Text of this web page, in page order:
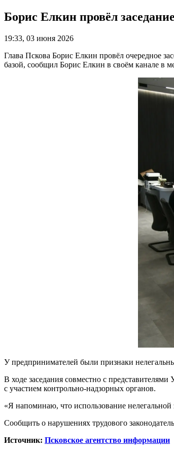
Борис Елкин провёл
19:33, 03 июня 2026
Глава Пскова Борис Елкин провёл очередное
базой, сообщил Борис Елкин в своём канале в
У предпринимателей были признаки
В ходе заседания совместно с
с участием контрольно-надзорных органов.
«Я напоминаю, что использование
Сообщить о нарушениях трудового
Источник: Псковское агентство информации